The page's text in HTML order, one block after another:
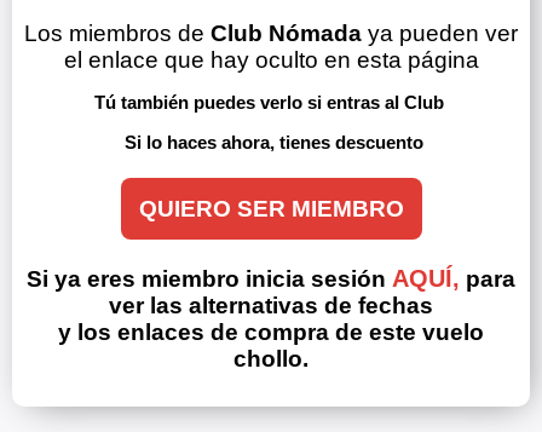
Los miembros de Club Nómada ya pueden ver
el enlace que hay oculto en esta página
Tú también puedes verlo si entras al Club
Si lo haces ahora, tienes descuento
QUIERO SER MIEMBRO
Si ya eres miembro inicia sesión AQUÍ, para
ver las alternativas de fechas
y los enlaces de compra de este vuelo
chollo.